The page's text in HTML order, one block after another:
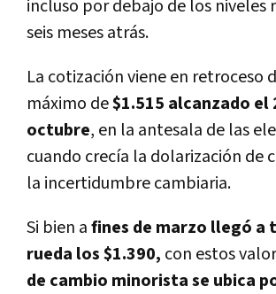
incluso por debajo de los niveles
seis meses atrás.
La cotización viene en retroceso
máximo de$1.515 alcanzado el
octubre, en la antesala de las
cuando crecía la dolarización de
la incertidumbre cambiaria.
Si bien afines de marzo llegó a
rueda los $1.390, con estos
de cambio minorista se ubica